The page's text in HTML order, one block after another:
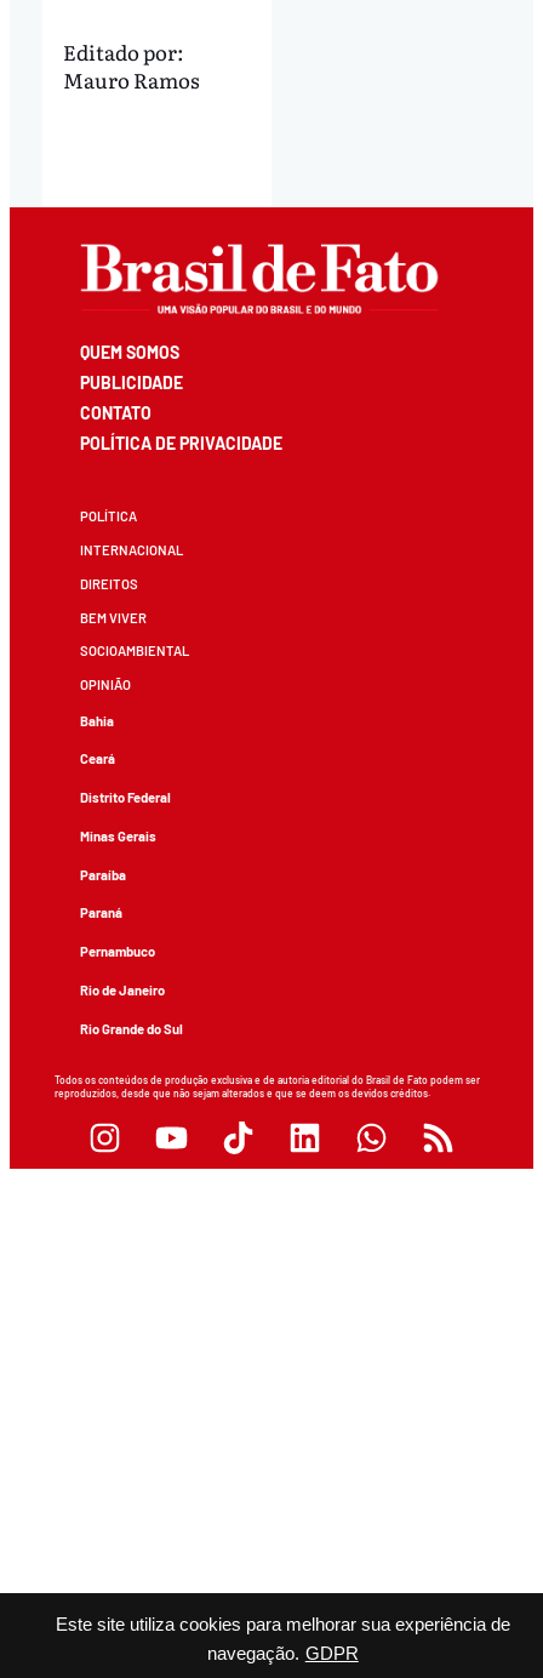
Este site utiliza cookies para melhorar sua experiência de
navegação. GDPR
Editado por:
Mauro Ramos
QUEM SOMOS
PUBLICIDADE
CONTATO
POLÍTICA DE PRIVACIDADE
POLÍTICA
INTERNACIONAL
DIREITOS
BEM VIVER
SOCIOAMBIENTAL
OPINIÃO
Bahia
Ceará
Distrito Federal
Minas Gerais
Paraíba
Paraná
Pernambuco
Rio de Janeiro
Rio Grande do Sul
Todos os conteúdos de produção exclusiva e de autoria editorial do Brasil de Fato podem ser
reproduzidos, desde que não sejam alterados e que se deem os devidos créditos.